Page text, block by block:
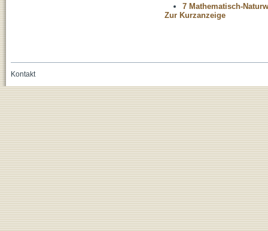
7 Mathematisch-
Zur Kurzanzeige
Kontakt